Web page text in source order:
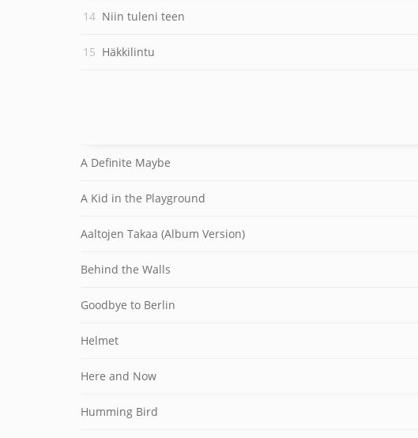
Niin tuleni teen
Häkkilintu
A Definite Maybe
A Kid in the Playground
Aaltojen Takaa (Album Version)
Behind the Walls
Goodbye to Berlin
Helmet
Here and Now
Humming Bird